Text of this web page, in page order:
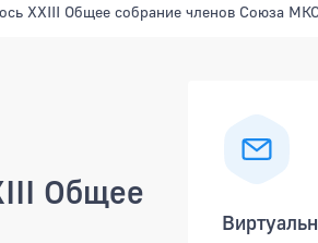
XXIII Общее собрание членов Союза
Общее